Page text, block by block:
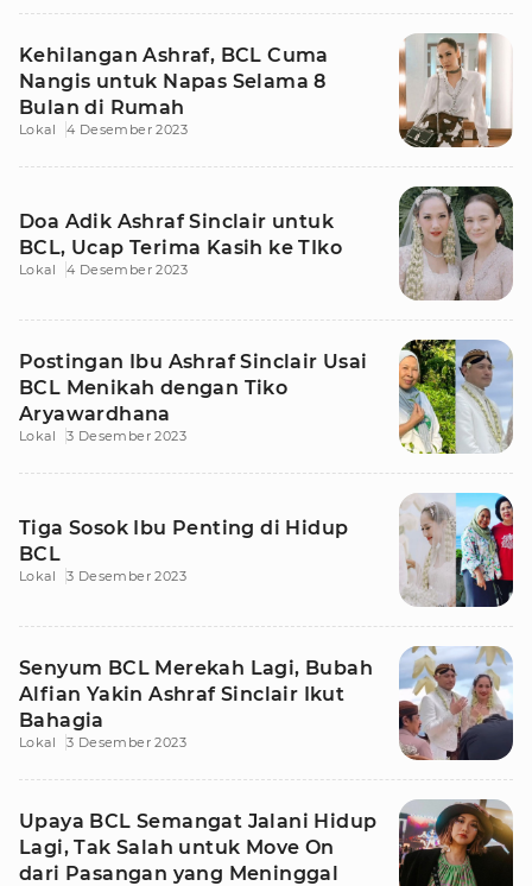
Kehilangan Ashraf, BCL Cuma
Nangis untuk Napas Selama 8
Bulan di Rumah
Lokal 4 Desember 2023
Doa Adik Ashraf Sinclair untuk
BCL, Ucap Terima Kasih ke TIko
Lokal 4 Desember 2023
Postingan Ibu Ashraf Sinclair Usai
BCL Menikah dengan Tiko
Aryawardhana
Lokal 3 Desember 2023
Tiga Sosok Ibu Penting di Hidup
BCL
Lokal 3 Desember 2023
Senyum BCL Merekah Lagi, Bubah
Alfian Yakin Ashraf Sinclair Ikut
Bahagia
Lokal 3 Desember 2023
Upaya BCL Semangat Jalani Hidup
Lagi, Tak Salah untuk Move On
dari Pasangan yang Meninggal